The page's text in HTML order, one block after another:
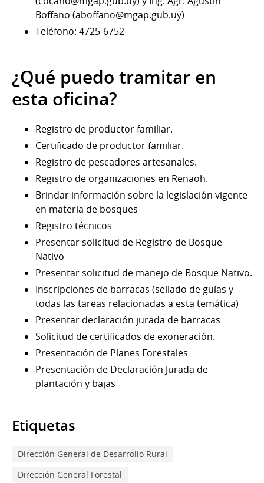
Boffano (aboffano@mgap.gub.uy)
Teléfono: 4725-6752
¿Qué puedo tramitar en
esta oficina?
Registro de productor familiar.
Certificado de productor familiar.
Registro de pescadores artesanales.
Registro de organizaciones en Renaoh.
Brindar información sobre la legislación vigente
en materia de bosques
Registro técnicos
Presentar solicitud de Registro de Bosque
Nativo
Presentar solicitud de manejo de Bosque Nativo.
Inscripciones de barracas (sellado de guías y
todas las tareas relacionadas a esta temática)
Presentar declaración jurada de barracas
Solicitud de certificados de exoneración.
Presentación de Planes Forestales
Presentación de Declaración Jurada de
plantación y bajas
Etiquetas
Dirección General de Desarrollo Rural
Dirección General Forestal